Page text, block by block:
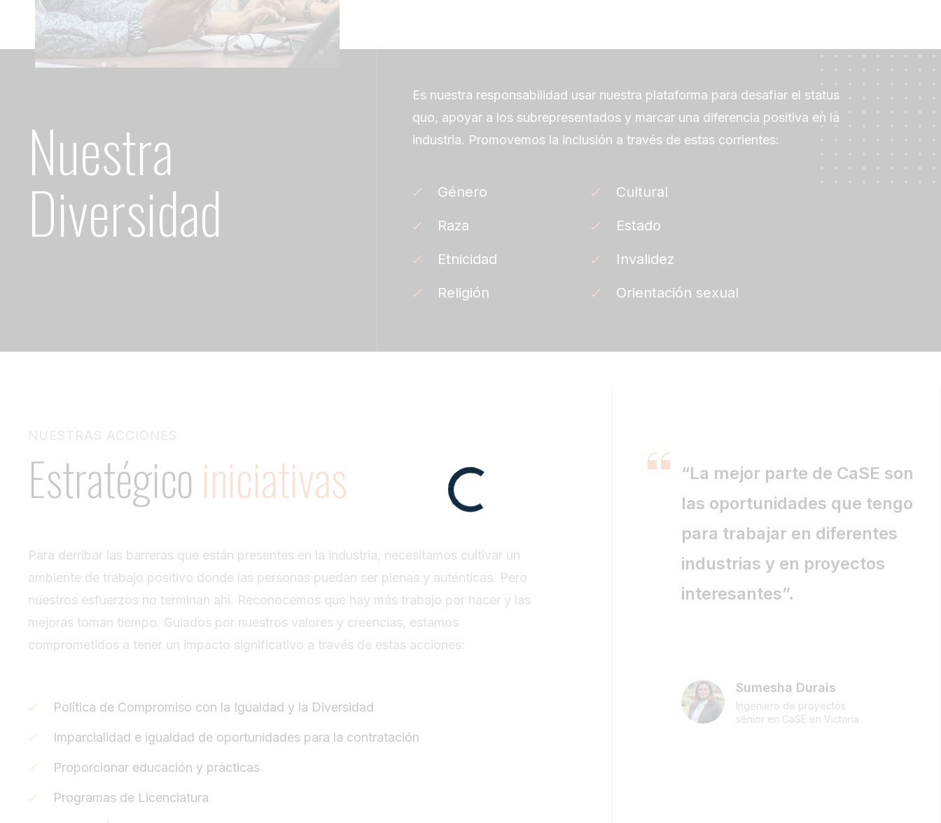
Nuestra
Diversidad
Es nuestra responsabilidad usar nuestra plataforma para desafiar el status
quo, apoyar a los subrepresentados y marcar una diferencia positiva en la
industria. Promovemos la inclusión a través de estas corrientes:
Género
Raza
Etnicidad
Religión
Cultural
Estado
Invalidez
Orientación sexual
NUESTRAS ACCIONES
Estratégico iniciativas
Para derribar las barreras que están presentes en la industria, necesitamos cultivar un
ambiente de trabajo positivo donde las personas puedan ser plenas y auténticas. Pero
nuestros esfuerzos no terminan ahí. Reconocemos que hay más trabajo por hacer y las
mejoras toman tiempo. Guiados por nuestros valores y creencias, estamos
comprometidos a tener un impacto significativo a través de estas acciones:
Política de Compromiso con la Igualdad y la Diversidad
Imparcialidad e igualdad de oportunidades para la contratación
Proporcionar educación y prácticas
Programas de Licenciatura
“La mejor parte de CaSE son
las oportunidades que tengo
para trabajar en diferentes
industrias y en proyectos
interesantes”.
Sumesha Durais
Ingeniero de proyectos
sénior en CaSE en Victoria